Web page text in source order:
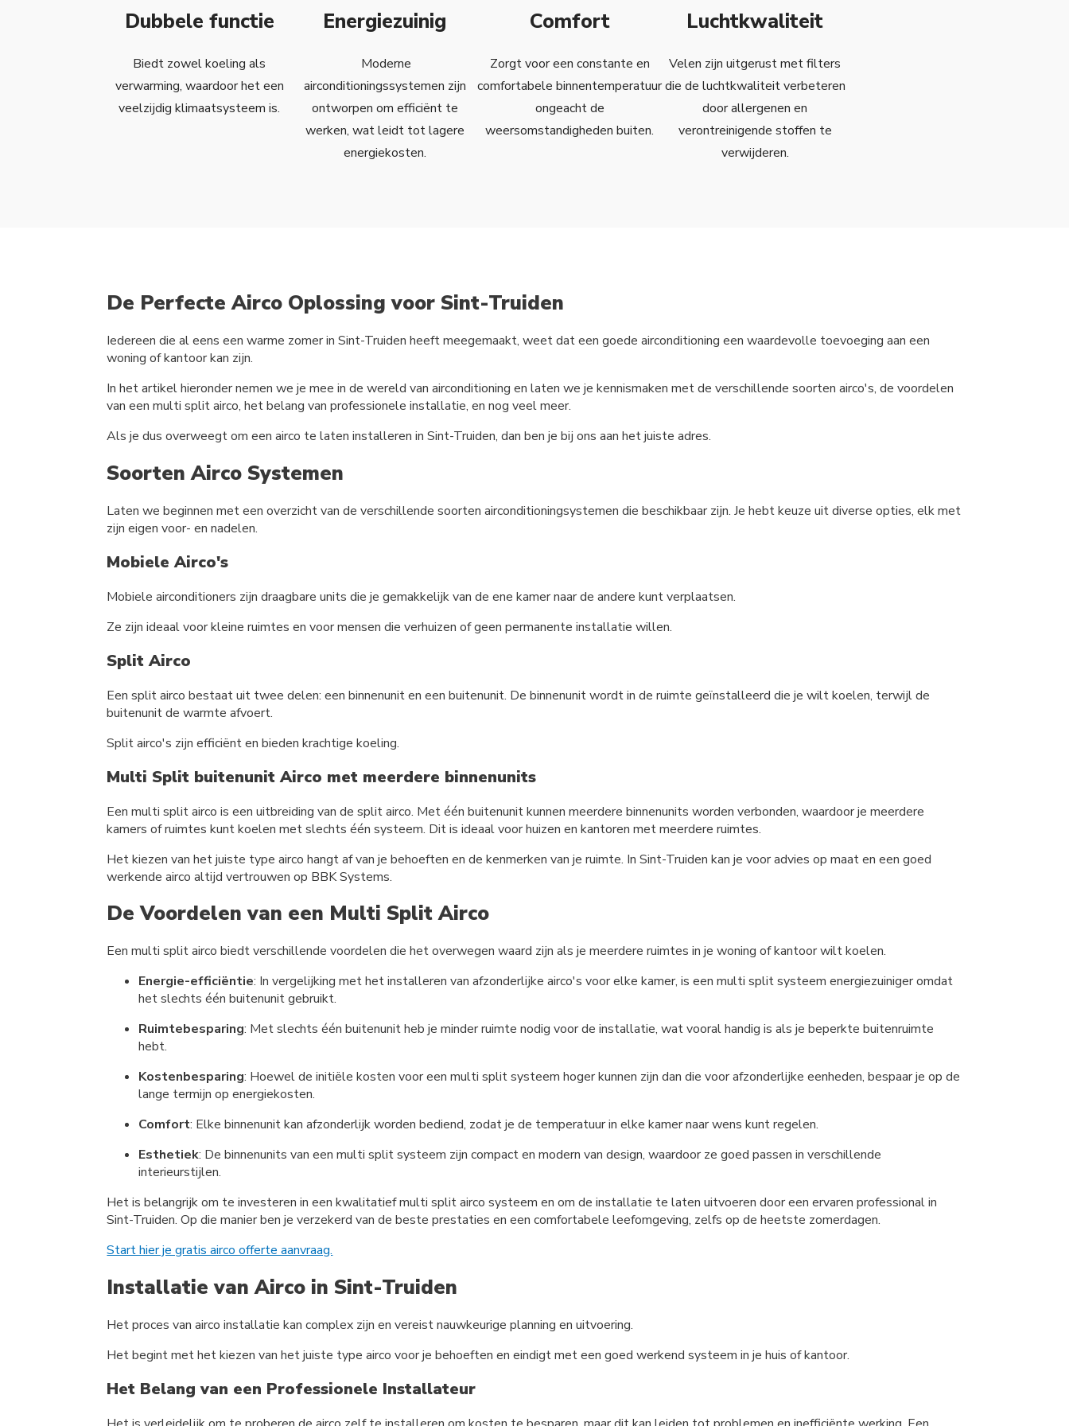
Dubbele functie
Biedt zowel koeling als
verwarming, waardoor het een
veelzijdig klimaatsysteem is.
Energiezuinig
Moderne
airconditioningssystemen zijn
ontworpen om efficiënt te
werken, wat leidt tot lagere
energiekosten.
Comfort
Zorgt voor een constante en
comfortabele binnentemperatuur
ongeacht de
weersomstandigheden buiten.
Luchtkwaliteit
Velen zijn uitgerust met filters
die de luchtkwaliteit verbeteren
door allergenen en
verontreinigende stoffen te
verwijderen.
De Perfecte Airco Oplossing voor Sint-Truiden
Iedereen die al eens een warme zomer in Sint-Truiden heeft meegemaakt, weet dat een goede airconditioning een waardevolle toevoeging aan een
woning of kantoor kan zijn.
In het artikel hieronder nemen we je mee in de wereld van airconditioning en laten we je kennismaken met de verschillende soorten airco's, de voordelen
van een multi split airco, het belang van professionele installatie, en nog veel meer.
Als je dus overweegt om een airco te laten installeren in Sint-Truiden, dan ben je bij ons aan het juiste adres.
Soorten Airco Systemen
Laten we beginnen met een overzicht van de verschillende soorten airconditioningsystemen die beschikbaar zijn. Je hebt keuze uit diverse opties, elk met
zijn eigen voor- en nadelen.
Mobiele Airco's
Mobiele airconditioners zijn draagbare units die je gemakkelijk van de ene kamer naar de andere kunt verplaatsen.
Ze zijn ideaal voor kleine ruimtes en voor mensen die verhuizen of geen permanente installatie willen.
Split Airco
Een split airco bestaat uit twee delen: een binnenunit en een buitenunit. De binnenunit wordt in de ruimte geïnstalleerd die je wilt koelen, terwijl de
buitenunit de warmte afvoert.
Split airco's zijn efficiënt en bieden krachtige koeling.
Multi Split buitenunit Airco met meerdere binnenunits
Een multi split airco is een uitbreiding van de split airco. Met één buitenunit kunnen meerdere binnenunits worden verbonden, waardoor je meerdere
kamers of ruimtes kunt koelen met slechts één systeem. Dit is ideaal voor huizen en kantoren met meerdere ruimtes.
Het kiezen van het juiste type airco hangt af van je behoeften en de kenmerken van je ruimte. In Sint-Truiden kan je voor advies op maat en een goed
werkende airco altijd vertrouwen op BBK Systems.
De Voordelen van een Multi Split Airco
Een multi split airco biedt verschillende voordelen die het overwegen waard zijn als je meerdere ruimtes in je woning of kantoor wilt koelen.
Energie-efficiëntie: In vergelijking met het installeren van afzonderlijke airco's voor elke kamer, is een multi split systeem energiezuiniger omdat
het slechts één buitenunit gebruikt.
Ruimtebesparing: Met slechts één buitenunit heb je minder ruimte nodig voor de installatie, wat vooral handig is als je beperkte buitenruimte
hebt.
Kostenbesparing: Hoewel de initiële kosten voor een multi split systeem hoger kunnen zijn dan die voor afzonderlijke eenheden, bespaar je op de
lange termijn op energiekosten.
Comfort: Elke binnenunit kan afzonderlijk worden bediend, zodat je de temperatuur in elke kamer naar wens kunt regelen.
Esthetiek: De binnenunits van een multi split systeem zijn compact en modern van design, waardoor ze goed passen in verschillende
interieurstijlen.
Het is belangrijk om te investeren in een kwalitatief multi split airco systeem en om de installatie te laten uitvoeren door een ervaren professional in
Sint-Truiden. Op die manier ben je verzekerd van de beste prestaties en een comfortabele leefomgeving, zelfs op de heetste zomerdagen.
Start hier je gratis airco offerte aanvraag.
Installatie van Airco in Sint-Truiden
Het proces van airco installatie kan complex zijn en vereist nauwkeurige planning en uitvoering.
Het begint met het kiezen van het juiste type airco voor je behoeften en eindigt met een goed werkend systeem in je huis of kantoor.
Het Belang van een Professionele Installateur